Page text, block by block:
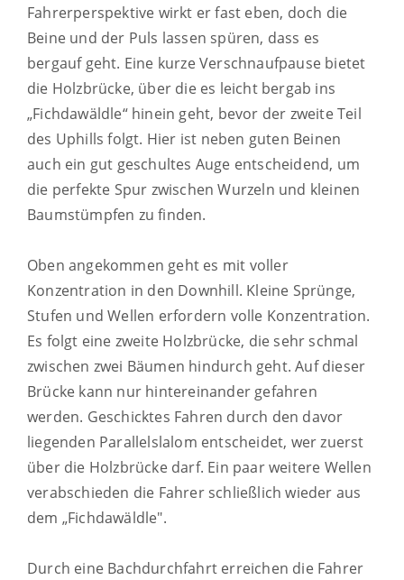
Fahrerperspektive wirkt er fast eben, doch die
Beine und der Puls lassen spüren, dass es
bergauf geht. Eine kurze Verschnaufpause bietet
die Holzbrücke, über die es leicht bergab ins
„Fichdawäldle“ hinein geht, bevor der zweite Teil
des Uphills folgt. Hier ist neben guten Beinen
auch ein gut geschultes Auge entscheidend, um
die perfekte Spur zwischen Wurzeln und kleinen
Baumstümpfen zu finden.
Oben angekommen geht es mit voller
Konzentration in den Downhill. Kleine Sprünge,
Stufen und Wellen erfordern volle Konzentration.
Es folgt eine zweite Holzbrücke, die sehr schmal
zwischen zwei Bäumen hindurch geht. Auf dieser
Brücke kann nur hintereinander gefahren
werden. Geschicktes Fahren durch den davor
liegenden Parallelslalom entscheidet, wer zuerst
über die Holzbrücke darf. Ein paar weitere Wellen
verabschieden die Fahrer schließlich wieder aus
dem „Fichdawäldle".
Durch eine Bachdurchfahrt erreichen die Fahrer